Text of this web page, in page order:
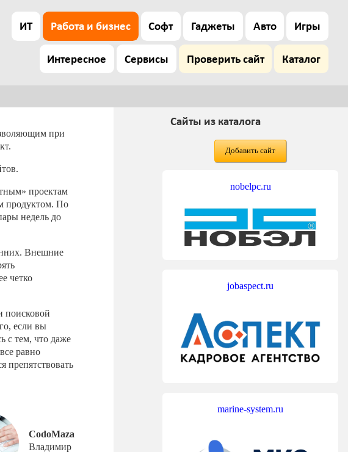
ИТ Работа и бизнес Софт Гаджеты Авто Игры
Интересное Сервисы Проверить сайт Каталог
при
проектам
продуктом. По
недель до
Внешние
четко
поисковой
если вы
с тем, что даже
равно
препятствовать
CodoMaza
Владимир
Сайты из каталога
Добавить сайт
nobelpc.ru
jobaspect.ru
marine-system.ru